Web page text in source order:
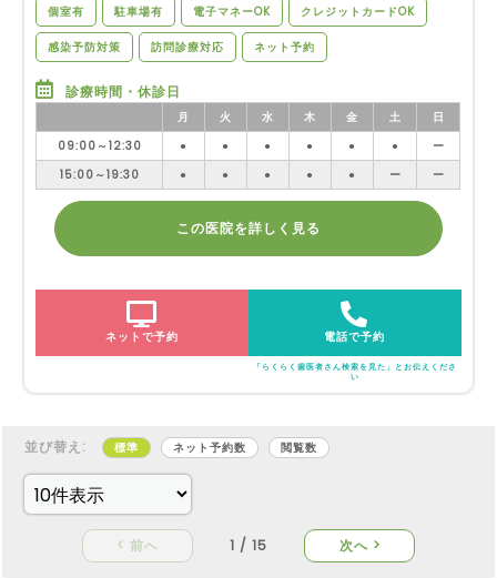
個室有 駐車場有 電子マネーOK クレジットカードOK
感染予防対策 訪問診療対応 ネット予約
診療時間・休診日
月 火 水 木 金 土
日
09:00～12:30
● ● ● ● ● ●
ー
15:00～19:30
● ● ● ● ● ー ー
この医院を詳しく見る
ネットで予約 電話で予約
「らくらく歯医者さん検索を見た」とお伝えくださ
い
並び替え: 標準 ネット予約数 閲覧数
< 前へ 1 / 15 次へ >